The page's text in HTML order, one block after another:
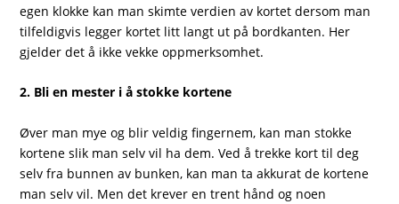
egen klokke kan man skimte verdien av kortet dersom man
tilfeldigvis legger kortet litt langt ut på bordkanten. Her
gjelder det å ikke vekke oppmerksomhet.
2. Bli en mester i å stokke kortene
Øver man mye og blir veldig fingernem, kan man stokke
kortene slik man selv vil ha dem. Ved å trekke kort til deg
selv fra bunnen av bunken, kan man ta akkurat de kortene
man selv vil. Men det krever en trent hånd og noen